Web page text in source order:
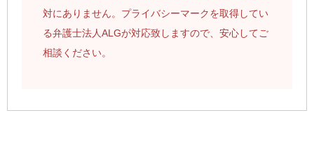
対にありません。プライバシーマークを取得してい
る弁護士法人ALGが対応致しますので、安心してご
相談ください。